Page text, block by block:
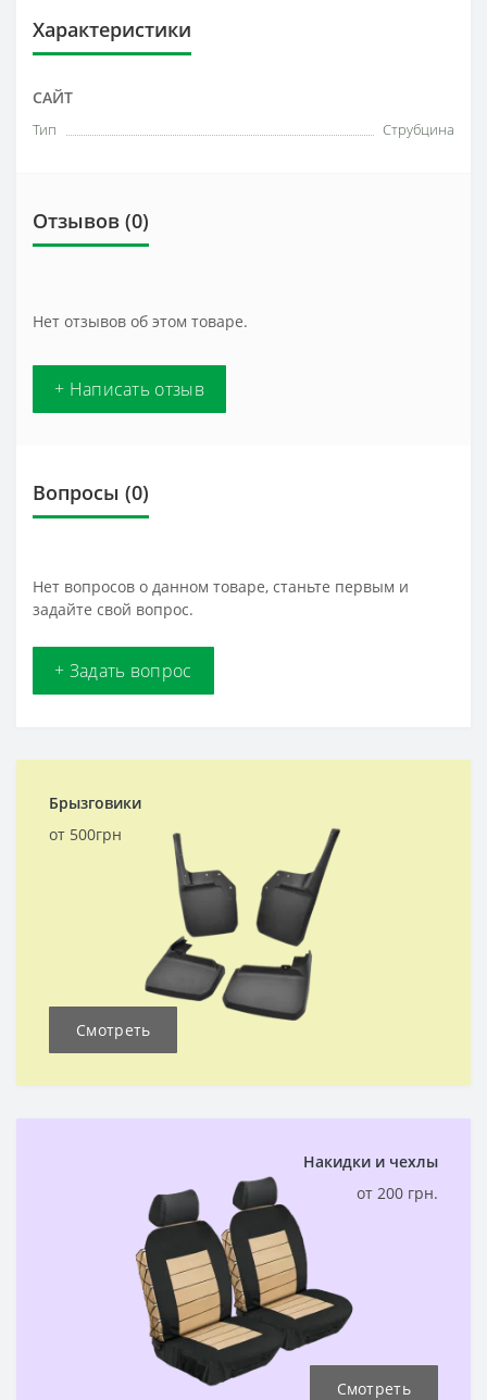
Характеристики
САЙТ
Тип Струбцина
Отзывов (0)
Нет отзывов об этом товаре.
+ Написать отзыв
Вопросы (0)
Нет вопросов о данном товаре, станьте первым и
задайте свой вопрос.
+ Задать вопрос
Брызговики
от 500грн
Смотреть
Накидки и чехлы
от 200 грн.
Смотреть